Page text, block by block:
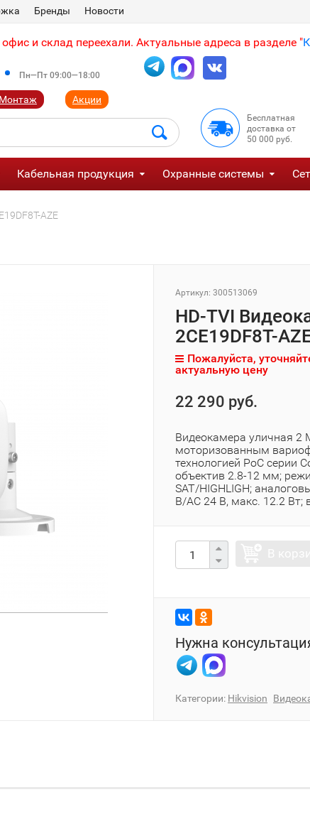
Бренды Новости
и склад переехали. Актуальные адреса в разделе "
Пн—Пт 09:00—18:00
Монтаж Акции
Бесплатная
доставка от
50 000 руб.
Кабельная продукция Охранные системы
AZE
Артикул: 300513069
HD-TVI
2CE19DF8T-
Пожалуйста,
актуальную цену
22 290 руб.
Видеокамера уличная 2
моторизованным
технологией PoC серии
объектив 2.8-12 мм;
SAT/HIGHLIGH;
В/AC 24 В, макс. 12.2 Вт;
Нужна
Категории: Hikvision